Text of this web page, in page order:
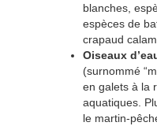
blanches,
espèces de
crapaud
Oiseaux
(surnommé
en galets à la
aquatiques.
le martin-